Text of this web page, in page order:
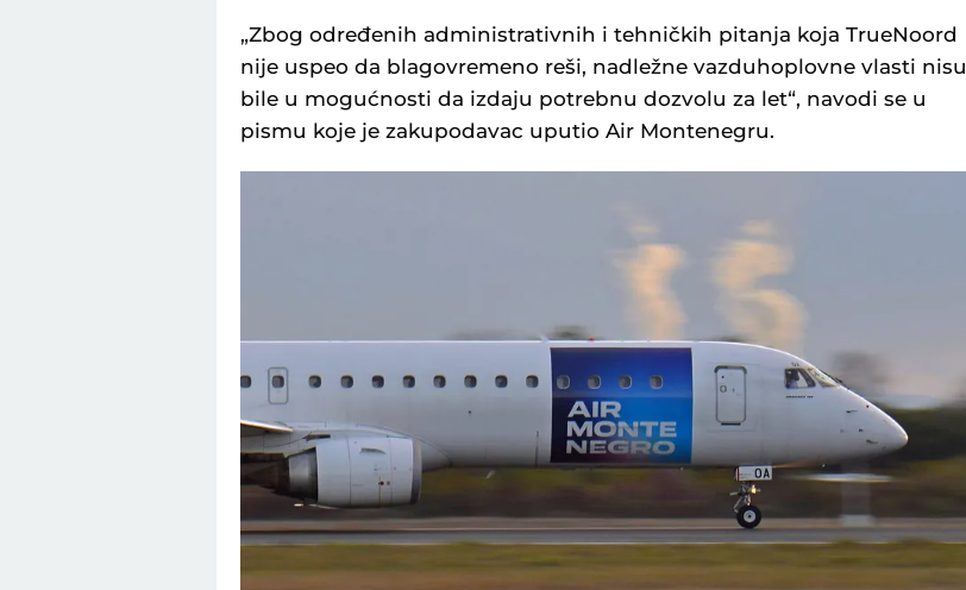
„Zbog određenih administrativnih i tehničkih pitanja koja TrueNoord
nije uspeo da blagovremeno reši, nadležne vazduhoplovne vlasti nisu
bile u mogućnosti da izdaju potrebnu dozvolu za let“, navodi se u
pismu koje je zakupodavac uputio Air Montenegru.